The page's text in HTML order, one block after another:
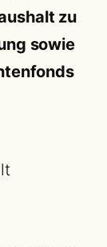
zu
sowie